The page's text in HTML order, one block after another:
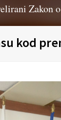
Zakon
kod